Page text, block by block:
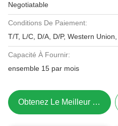
Negotiatable
Conditions De Paiement:
T/T, L/C, D/A, D/P, Western
Capacité À Fournir:
ensemble 15 par mois
Obtenez Le Meilleur Prix